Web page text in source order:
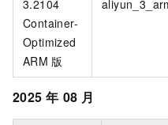
3.2104
Container-
Optimized
ARM 版
2025 年 08 月